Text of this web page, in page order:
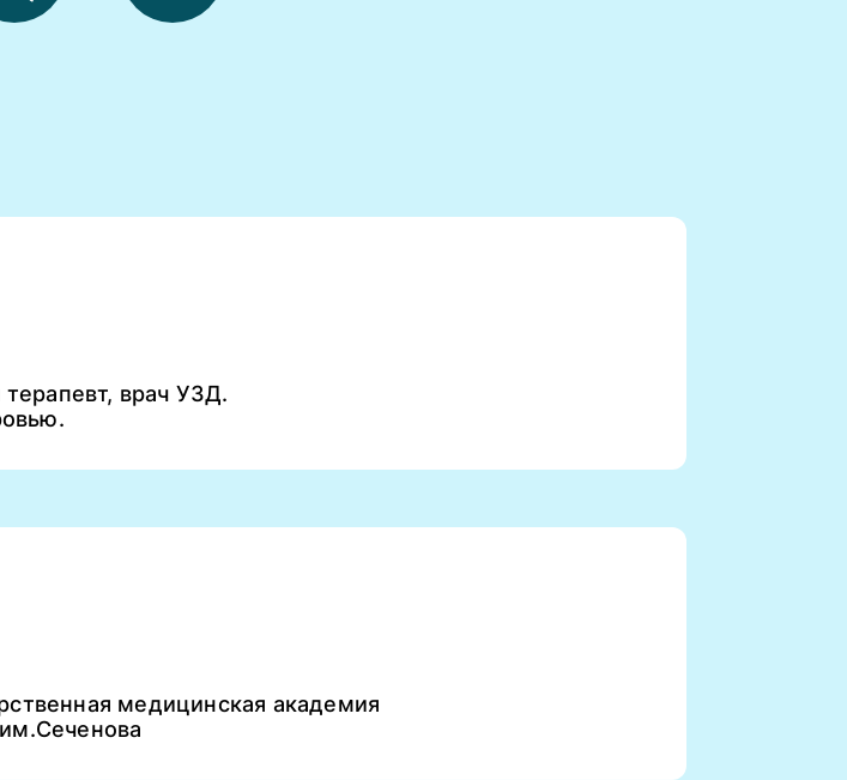
врач УЗД.
медицинская академия